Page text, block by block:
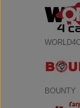
BOUNTY